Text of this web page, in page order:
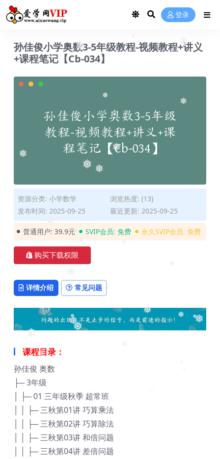
❅
❅
❅
❅
❅
❅
❅
❅
❅
❅
❅
❅
登录
孙佳俊小学奥数3-5年级教程-视频教程+讲义
+课程笔记【Cb-034】
资源分类: 小学数学
浏览热度: (13)
发布时间: 2025-09-25
最近更新: 2025-09-25
普通用户: 39.9元 SVIP会员: 免费 永久SVIP会员: 免费
购买下载权限
详情介绍 常见问题
课程目录：
孙佳俊 奥数
├─ 3年级
│ ├─ 01 三年级秋季 超常班
│ │ ├─ 三秋第01讲 巧算乘法
│ │ ├─ 三秋第02讲 巧算除法
│ │ ├─ 三秋第03讲 和倍问题
│ │ ├─ 三秋第04讲 差倍问题